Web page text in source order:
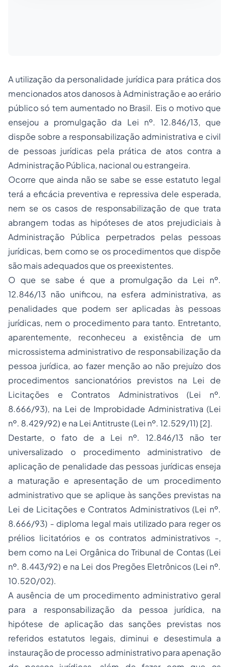
A utilização da personalidade jurídica para prática dos
mencionados atos danosos à Administração e ao erário
público só tem aumentado no Brasil. Eis o motivo que
ensejou a promulgação da Lei nº. 12.846/13, que
dispõe sobre a responsabilização administrativa e civil
de pessoas jurídicas pela prática de atos contra a
Administração Pública, nacional ou estrangeira.
Ocorre que ainda não se sabe se esse estatuto legal
terá a eficácia preventiva e repressiva dele esperada,
nem se os casos de responsabilização de que trata
abrangem todas as hipóteses de atos prejudiciais à
Administração Pública perpetrados pelas pessoas
jurídicas, bem como se os procedimentos que dispõe
são mais adequados que os preexistentes.
O que se sabe é que a promulgação da Lei nº.
12.846/13 não unificou, na esfera administrativa, as
penalidades que podem ser aplicadas às pessoas
jurídicas, nem o procedimento para tanto. Entretanto,
aparentemente, reconheceu a existência de um
microssistema administrativo de responsabilização da
pessoa jurídica, ao fazer menção ao não prejuízo dos
procedimentos sancionatórios previstos na Lei de
Licitações e Contratos Administrativos (Lei nº.
8.666/93), na Lei de Improbidade Administrativa (Lei
nº. 8.429/92) e na Lei Antitruste (Lei nº. 12.529/11) [2].
Destarte, o fato de a Lei nº. 12.846/13 não ter
universalizado o procedimento administrativo de
aplicação de penalidade das pessoas jurídicas enseja
a maturação e apresentação de um procedimento
administrativo que se aplique às sanções previstas na
Lei de Licitações e Contratos Administrativos (Lei nº.
8.666/93) - diploma legal mais utilizado para reger os
prélios licitatórios e os contratos administrativos -,
bem como na Lei Orgânica do Tribunal de Contas (Lei
nº. 8.443/92) e na Lei dos Pregões Eletrônicos (Lei nº.
10.520/02).
A ausência de um procedimento administrativo geral
para a responsabilização da pessoa jurídica, na
hipótese de aplicação das sanções previstas nos
referidos estatutos legais, diminui e desestimula a
instauração de processo administrativo para apenação